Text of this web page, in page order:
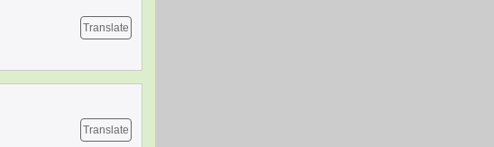
Translate
Translate